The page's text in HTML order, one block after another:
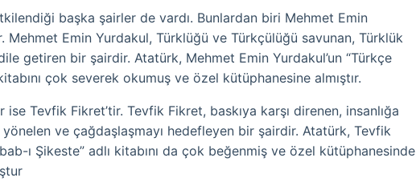
başka şairler de vardı. Bunlardan biri Mehmet Emin
Mehmet Emin Yurdakul, Türklüğü ve Türkçülüğü savunan, Türklük
getiren bir şairdir. Atatürk, Mehmet Emin Yurdakul’un “Türkçe
çok severek okumuş ve özel kütüphanesine almıştır.
ise Tevfik Fikret’tir. Tevfik Fikret, baskıya karşı direnen, insanlığa
ve çağdaşlaşmayı hedefleyen bir şairdir. Atatürk, Tevfik
ı Şikeste” adlı kitabını da çok beğenmiş ve özel kütüphanesinde